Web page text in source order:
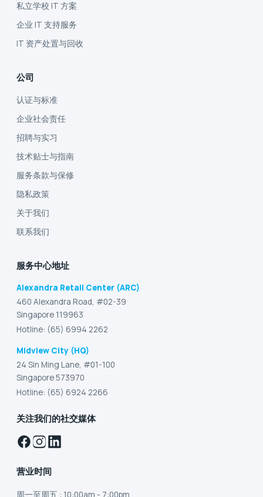
私立学校 IT 方案
企业 IT 支持服务
IT 资产处置与回收
公司
认证与标准
企业社会责任
招聘与实习
技术贴士与指南
服务条款与保修
隐私政策
关于我们
联系我们
服务中心地址
Alexandra Retail Center (ARC)
460 Alexandra Road, #02-39
Singapore 119963
Hotline: (65) 6994 2262
Midview City (HQ)
24 Sin Ming Lane, #01-100
Singapore 573970
Hotline: (65) 6924 2266
关注我们的社交媒体
营业时间
周一至周五 : 10:00am - 7:00pm